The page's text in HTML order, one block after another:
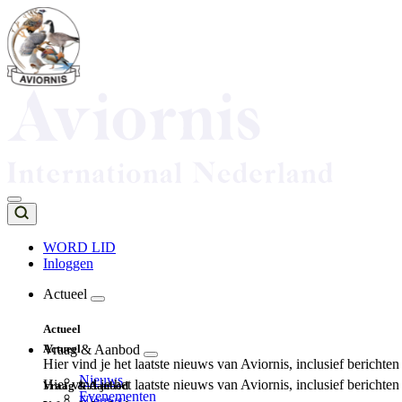
Overslaan
en
naar
de
inhoud
Top
navigation
WORD LID
Inloggen
navigation
Actueel
Actueel
Hier vind je het laatste nieuws van Aviornis, inclusief
Nieuws
Evenementen
Actueel
Hier vind je het laatste nieuws van Aviornis, inclusief
Vraag & Aanbod
Vraag & Aanbod